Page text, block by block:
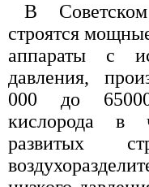
В
строятся
аппараты с
давления,
000 до
кислорода в
развитых